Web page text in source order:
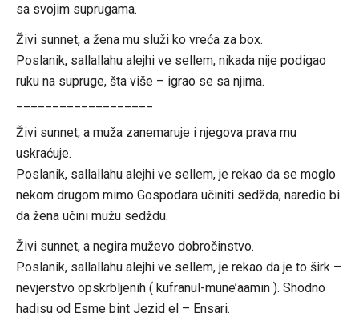
sa svojim suprugama.
Živi sunnet, a žena mu služi ko vreća za box.
Poslanik, sallallahu alejhi ve sellem, nikada nije podigao
ruku na supruge, šta više – igrao se sa njima.
Živi sunnet, a muža zanemaruje i njegova prava mu
uskraćuje.
Poslanik, sallallahu alejhi ve sellem, je rekao da se moglo
nekom drugom mimo Gospodara učiniti sedžda, naredio bi
da žena učini mužu sedždu.
Živi sunnet, a negira muževo dobročinstvo.
Poslanik, sallallahu alejhi ve sellem, je rekao da je to širk –
nevjerstvo opskrbljenih ( kufranul-mune’aamin ). Shodno
hadisu od Esme bint Jezid el – Ensari.